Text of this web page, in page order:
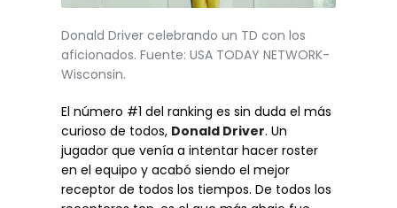
Donald Driver celebrando un TD con los
aficionados. Fuente: USA TODAY NETWORK-
Wisconsin.
El número #1 del ranking es sin duda el más
curioso de todos, Donald Driver. Un
jugador que venía a intentar hacer roster
en el equipo y acabó siendo el mejor
receptor de todos los tiempos. De todos los